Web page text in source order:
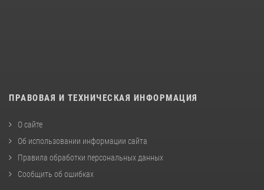
ПРАВОВАЯ И ТЕХНИЧЕСКАЯ ИНФОРМАЦИЯ
О сайте
Об использовании информации сайта
Правила обработки персональных данных
Сообщить об ошибках